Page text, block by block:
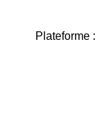
Plateforme :